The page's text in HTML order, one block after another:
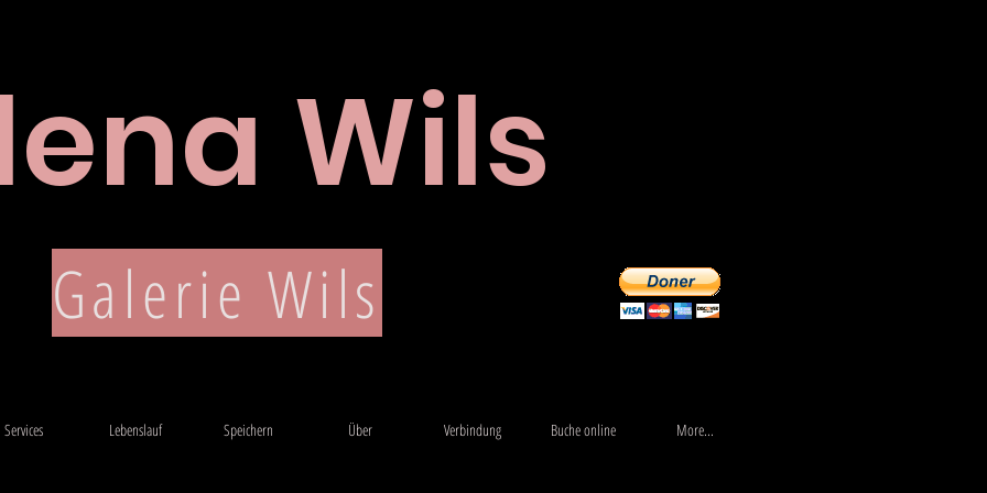
Galerie Wils
Wils
Services Lebenslauf Speichern Über Verbindung Buche online More...
Lebenslauf Speichern